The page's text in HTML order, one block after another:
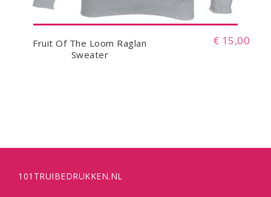
Fruit Of The Loom Raglan
Sweater
€ 15,00
101TRUIBEDRUKKEN.NL